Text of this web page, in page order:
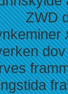
ZWD
dov